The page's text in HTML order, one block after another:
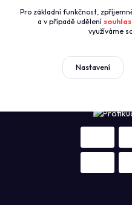
+420774421626
(Po-Pá 8:00-16:00)
sales@profikuchyn.cz
Pro základní funkčnost,
a v případě udělení
využíváme
Nastavení